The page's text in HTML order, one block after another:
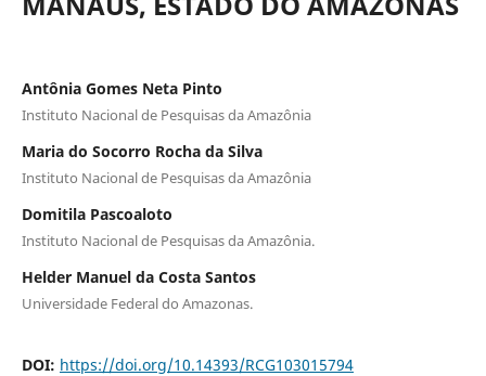
Antônia Gomes Neta Pinto
Instituto Nacional de Pesquisas da Amazônia
Maria do Socorro Rocha da Silva
Instituto Nacional de Pesquisas da Amazônia
Domitila Pascoaloto
Instituto Nacional de Pesquisas da Amazônia.
Helder Manuel da Costa Santos
Universidade Federal do Amazonas.
DOI: https://doi.org/10.14393/RCG103015794